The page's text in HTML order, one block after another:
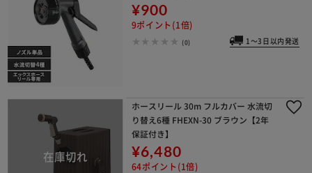
¥900
9ポイント(1倍)
(0) 1～3日以内発送
ホースリール 30m フルカバー 水流切
り替え6種 FHEXN-30 ブラウン【2年
保証付き】
¥6,480
64ポイント(1倍)